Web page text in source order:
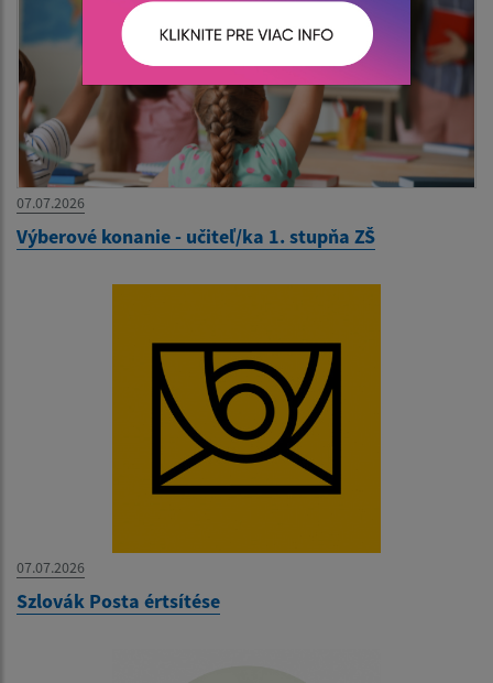
07.07.2026
Výberové konanie - učiteľ/ka 1. stupňa ZŠ
07.07.2026
Szlovák Posta értsítése